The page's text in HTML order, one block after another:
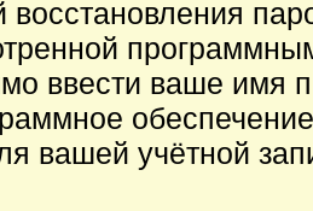
восстановления
ввести ваше имя
вашей учётной